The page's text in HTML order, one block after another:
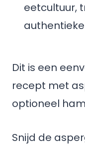
eetcultuur,
Dit is een
recept met
optioneel
Snijd de